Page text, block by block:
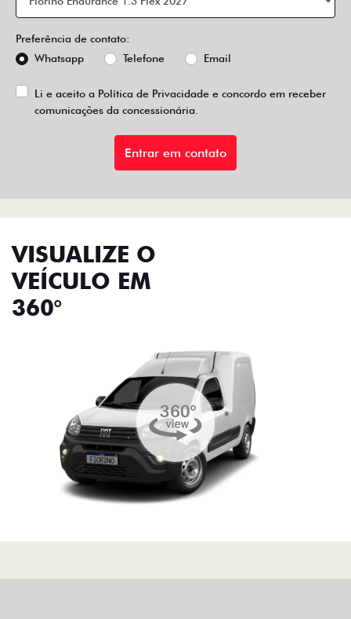
Preferência de contato:
Whatsapp
Telefone Email
Li e aceito a Política de Privacidade e concordo em receber
comunicações da concessionária.
Entrar em contato
VISUALIZE O
VEÍCULO EM
360°